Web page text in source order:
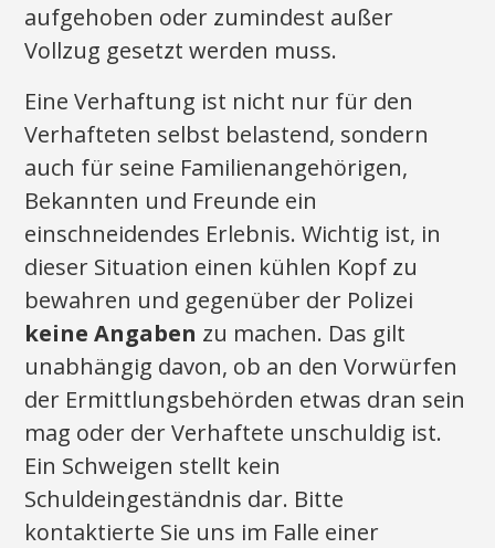
aufgehoben oder zumindest außer
Vollzug gesetzt werden muss.
Eine Verhaftung ist nicht nur für den
Verhafteten selbst belastend, sondern
auch für seine Familienangehörigen,
Bekannten und Freunde ein
einschneidendes Erlebnis. Wichtig ist, in
dieser Situation einen kühlen Kopf zu
bewahren und gegenüber der Polizei
keine Angaben zu machen. Das gilt
unabhängig davon, ob an den Vorwürfen
der Ermittlungsbehörden etwas dran sein
mag oder der Verhaftete unschuldig ist.
Ein Schweigen stellt kein
Schuldeingeständnis dar. Bitte
kontaktierte Sie uns im Falle einer